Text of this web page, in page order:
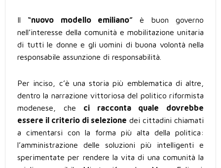
Il “nuovo modello emiliano” è buon governo
nell’interesse della comunità e mobilitazione unitaria
di tutti le donne e gli uomini di buona volontà nella
responsabile assunzione di responsabilità.
Per inciso, c’è una storia più emblematica di altre,
dentro la narrazione vittoriosa del politico riformista
modenese, che ci racconta quale dovrebbe
essere il criterio di selezione dei cittadini chiamati
a cimentarsi con la forma più alta della politica:
l’amministrazione delle soluzioni più intelligenti e
sperimentate per rendere la vita di una comunità la